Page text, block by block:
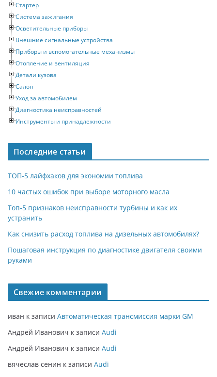
Стартер
Система зажигания
Осветительные приборы
Внешние сигнальные устройства
Приборы и вспомогательные механизмы
Отопление и вентиляция
Детали кузова
Салон
Уход за автомобилем
Диагностика неисправностей
Инструменты и принадлежности
Последние статьи
ТОП-5 лайфхаков для экономии топлива
10 частых ошибок при выборе моторного масла
Топ-5 признаков неисправности турбины и как их
устранить
Как снизить расход топлива на дизельных автомобилях?
Пошаговая инструкция по диагностике двигателя своими
руками
Свежие комментарии
иван к записи Автоматическая трансмиссия марки GM
Андрей Иванович к записи Audi
Андрей Иванович к записи Audi
вячеслав сенин к записи Audi